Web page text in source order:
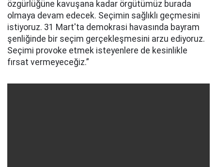
özgürlüğüne kavuşana kadar örgütümüz burada
olmaya devam edecek. Seçimin sağlıklı geçmesini
istiyoruz. 31 Mart'ta demokrasi havasında bayram
şenliğinde bir seçim gerçekleşmesini arzu ediyoruz.
Seçimi provoke etmek isteyenlere de kesinlikle
fırsat vermeyeceğiz.”